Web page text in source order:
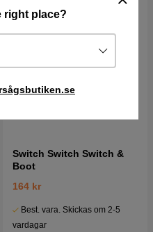
right place?
Switch Switch Switch &
Boot
164 kr
Best. vara. Skickas om 2-5
vardagar